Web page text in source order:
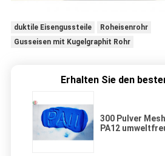
duktile Eisengussteile
Roheisenrohr
Gusseisen mit Kugelgraphit Rohr
Erhalten Sie den
300 Pulver
PA12